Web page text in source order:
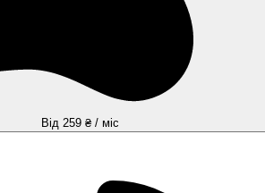
Від 259 ₴ / міс